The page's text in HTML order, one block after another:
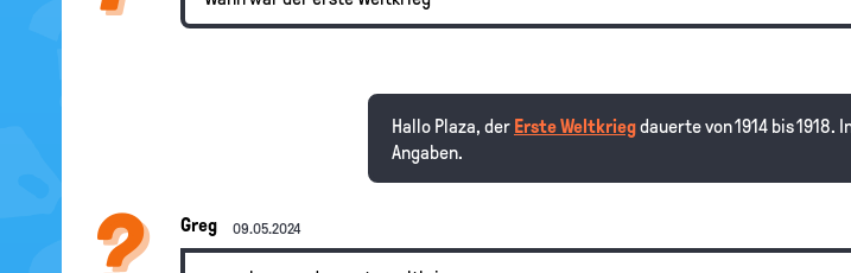
Hallo Plaza, der Erste Weltkriegdauerte von 1914 bis
Angaben.
Greg 09.05.2024